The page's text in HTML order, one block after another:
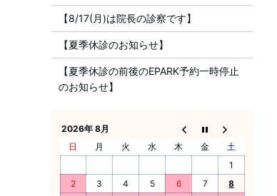
【8/17(月)は院長の診察です】
【夏季休診のお知らせ】
【夏季休診の前後のEPARK予約一時停止
のお知らせ】
2026年 8月
日
月 火 水 木 金
土
1
2
3 4 5 6 7
8